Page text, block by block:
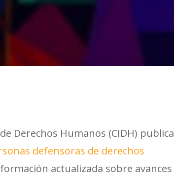
Derechos Humanos (CIDH) publica
defensoras de derechos
actualizada sobre avances